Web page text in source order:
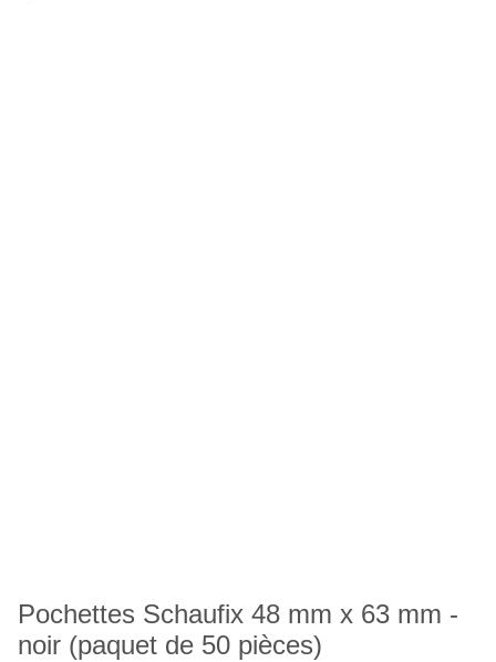
Pochettes Schaufix 48 mm x 63 mm -
noir (paquet de 50 pièces)